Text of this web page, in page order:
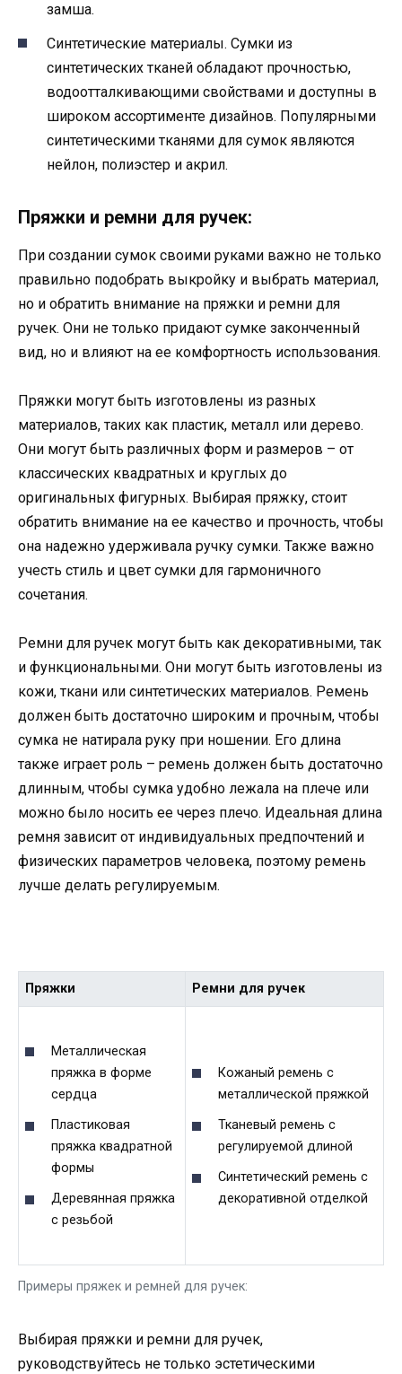
замша.
Синтетические материалы. Сумки из
синтетических тканей обладают прочностью,
водоотталкивающими свойствами и доступны в
широком ассортименте дизайнов. Популярными
синтетическими тканями для сумок являются
нейлон, полиэстер и акрил.
Пряжки и ремни для ручек:
При создании сумок своими руками важно не только
правильно подобрать выкройку и выбрать материал,
но и обратить внимание на пряжки и ремни для
ручек. Они не только придают сумке законченный
вид, но и влияют на ее комфортность использования.
Пряжки могут быть изготовлены из разных
материалов, таких как пластик, металл или дерево.
Они могут быть различных форм и размеров – от
классических квадратных и круглых до
оригинальных фигурных. Выбирая пряжку, стоит
обратить внимание на ее качество и прочность, чтобы
она надежно удерживала ручку сумки. Также важно
учесть стиль и цвет сумки для гармоничного
сочетания.
Ремни для ручек могут быть как декоративными, так
и функциональными. Они могут быть изготовлены из
кожи, ткани или синтетических материалов. Ремень
должен быть достаточно широким и прочным, чтобы
сумка не натирала руку при ношении. Его длина
также играет роль – ремень должен быть достаточно
длинным, чтобы сумка удобно лежала на плече или
можно было носить ее через плечо. Идеальная длина
ремня зависит от индивидуальных предпочтений и
физических параметров человека, поэтому ремень
лучше делать регулируемым.
Примеры пряжек и ремней для ручек:
Пряжки Ремни для ручек
Металлическая
пряжка в форме
сердца
Пластиковая
пряжка квадратной
формы
Деревянная пряжка
с резьбой
Кожаный ремень с
металлической пряжкой
Тканевый ремень с
регулируемой длиной
Синтетический ремень с
декоративной отделкой
Выбирая пряжки и ремни для ручек,
руководствуйтесь не только эстетическими